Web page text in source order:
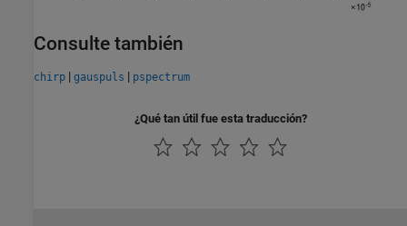
Consulte también
chirp | gauspuls | pspectrum
¿Qué tan útil fue esta traducción?